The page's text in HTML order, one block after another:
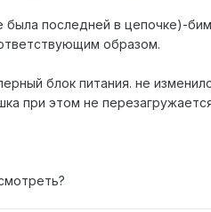
была последней в цепочке)-бим
образом.
блок питания. не
при этом не